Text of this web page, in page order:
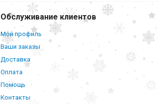
Обслуживание клиентов
Мой профиль
Ваши заказы
Доставка
Оплата
Помощь
Контакты